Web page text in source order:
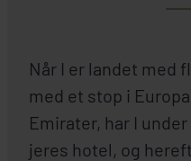
Når I er landet med
med et stop i
Emirater, har I
jeres hotel, og